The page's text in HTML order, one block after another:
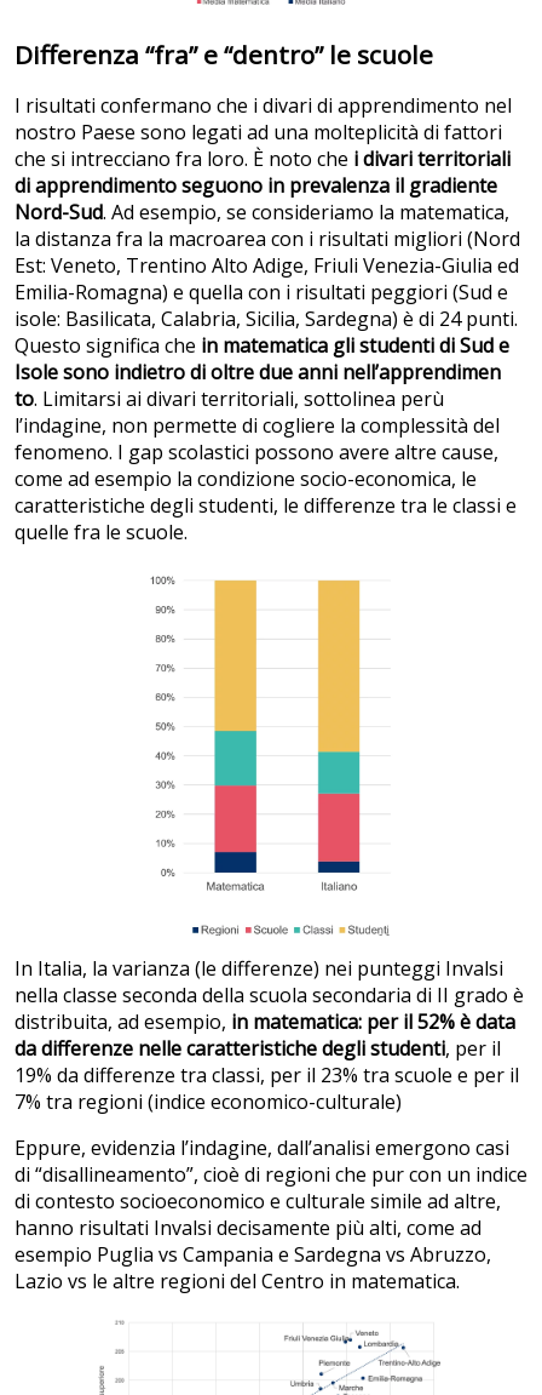
Differenza “fra” e “dentro” le scuole
I risultati confermano che i divari di apprendimento nel
nostro Paese sono legati ad una molteplicità di fattori
che si intrecciano fra loro. È noto che i divari territoriali
di apprendimento seguono in prevalenza il gradiente
Nord-Sud. Ad esempio, se consideriamo la matematica,
la distanza fra la macroarea con i risultati migliori (Nord
Est: Veneto, Trentino Alto Adige, Friuli Venezia-Giulia ed
Emilia-Romagna) e quella con i risultati peggiori (Sud e
isole: Basilicata, Calabria, Sicilia, Sardegna) è di 24 punti.
Questo significa che in matematica gli studenti di Sud e
Isole sono indietro di oltre due anni nell’apprendimen
to. Limitarsi ai divari territoriali, sottolinea perù
l’indagine, non permette di cogliere la complessità del
fenomeno. I gap scolastici possono avere altre cause,
come ad esempio la condizione socio-economica, le
caratteristiche degli studenti, le differenze tra le classi e
quelle fra le scuole.
In Italia, la varianza (le differenze) nei punteggi Invalsi
nella classe seconda della scuola secondaria di II grado è
distribuita, ad esempio, in matematica: per il 52% è data
da differenze nelle caratteristiche degli studenti, per il
19% da differenze tra classi, per il 23% tra scuole e per il
7% tra regioni (indice economico-culturale)
Eppure, evidenzia l’indagine, dall’analisi emergono casi
di “disallineamento”, cioè di regioni che pur con un indice
di contesto socioeconomico e culturale simile ad altre,
hanno risultati Invalsi decisamente più alti, come ad
esempio Puglia vs Campania e Sardegna vs Abruzzo,
Lazio vs le altre regioni del Centro in matematica.